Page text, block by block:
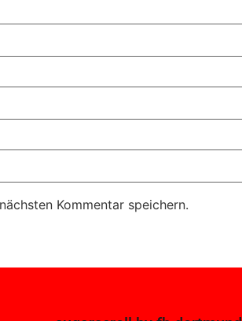
Kommentar speichern.